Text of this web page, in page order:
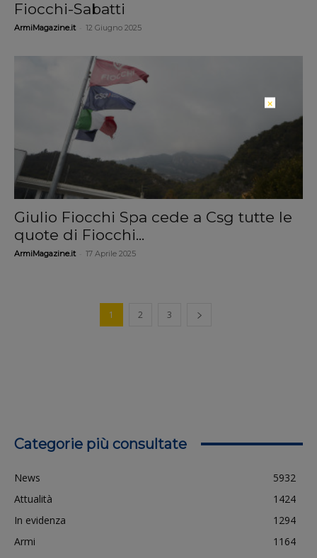
Fiocchi-Sabatti
ArmiMagazine.it 12 Giugno 2025
Giulio Fiocchi Spa cede a Csg tutte le
quote di Fiocchi...
ArmiMagazine.it 17 Aprile 2025
1 2 3
Categorie più consultate
News
5932
Attualità
1424
In evidenza
1294
Armi
1164
×